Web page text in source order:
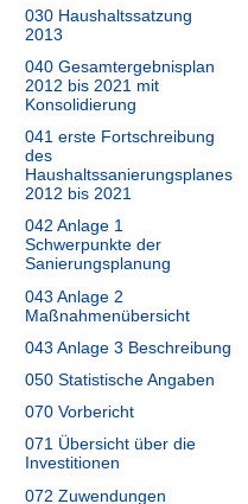
030 Haushaltssatzung
2013
040 Gesamtergebnisplan
2012 bis 2021 mit
Konsolidierung
041 erste Fortschreibung
des
Haushaltssanierungsplanes
2012 bis 2021
042 Anlage 1
Schwerpunkte der
Sanierungsplanung
043 Anlage 2
Maßnahmenübersicht
043 Anlage 3 Beschreibung
050 Statistische Angaben
070 Vorbericht
071 Übersicht über die
Investitionen
072 Zuwendungen